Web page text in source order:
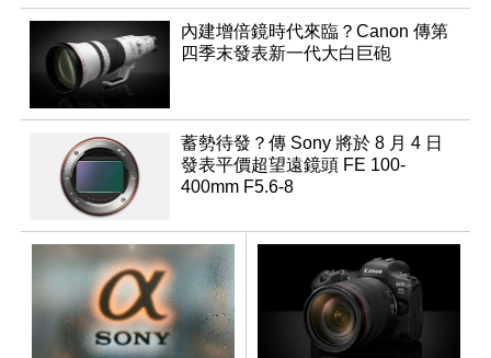
內建增倍鏡時代來臨？Canon 傳第
四季末發表新一代大白巨砲
蓄勢待發？傳 Sony 將於 8 月 4 日
發表平價超望遠鏡頭 FE 100-
400mm F5.6-8